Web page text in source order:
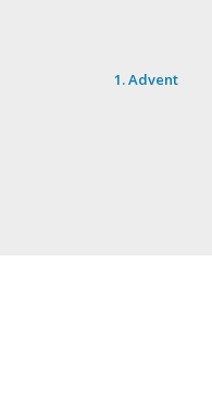
1. Advent